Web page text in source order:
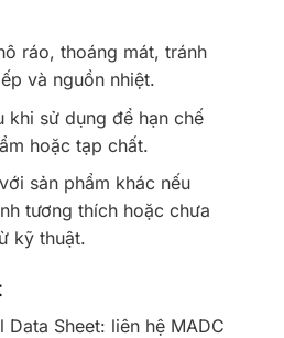
ráo, thoáng mát, tránh
và nguồn nhiệt.
khi sử dụng để hạn chế
hoặc tạp chất.
sản phẩm khác nếu
tương thích hoặc chưa
kỹ thuật.
Data Sheet: liên hệ MADC